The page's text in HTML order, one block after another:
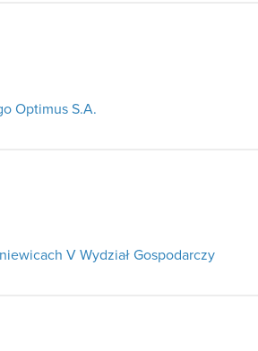
Optimus S.A.
V Wydział Gospodarczy